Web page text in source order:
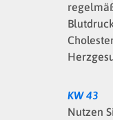
KW 43
Nutzen